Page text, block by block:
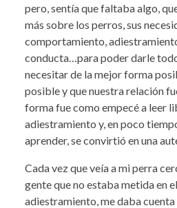
pero, sentía que faltaba algo,
más sobre los perros, sus
comportamiento,
conducta…para poder darle
necesitar de la mejor forma
posible y que nuestra relación
forma fue como empecé a leer
adiestramiento y, en poco
aprender, se convirtió en una
Cada vez que veía a mi perra
gente que no estaba metida en
adiestramiento, me daba